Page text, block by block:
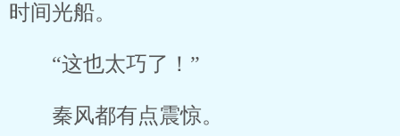
时间光船。
“这也太巧了！”
秦风都有点震惊。